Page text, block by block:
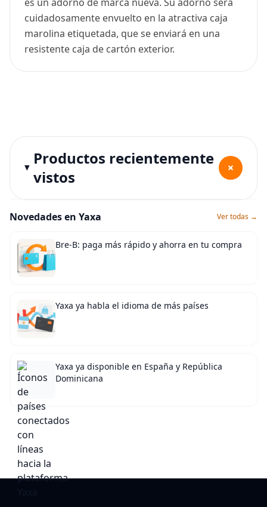
cuidadosamente envuelto en la atractiva caja
marolina etiquetada, que se enviará en una
resistente caja de cartón exterior.
Productos recientemente
vistos
+
Novedades en Yaxa Ver todas →
Bre-B: paga más rápido y ahorra en tu compra
Yaxa ya habla el idioma de más países
Yaxa ya disponible en España y República
Dominicana